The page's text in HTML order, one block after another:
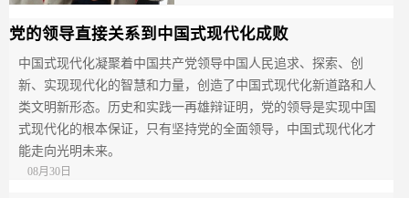
党的领导直接关系到中国式现代化成败
中国式现代化凝聚着中国共产党领导中国人民追求、探索、创
新、实现现代化的智慧和力量，创造了中国式现代化新道路和人
类文明新形态。历史和实践一再雄辩证明，党的领导是实现中国
式现代化的根本保证，只有坚持党的全面领导，中国式现代化才
能走向光明未来。
08月30日